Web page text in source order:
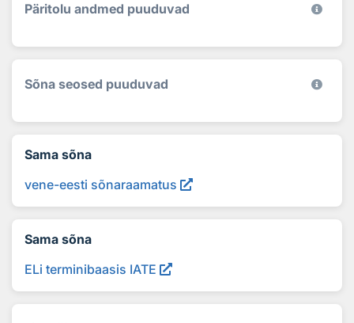
Päritolu andmed puuduvad
Sõna seosed puuduvad
Sama sõna
vene-eesti sõnaraamatus
Sama sõna
ELi terminibaasis IATE